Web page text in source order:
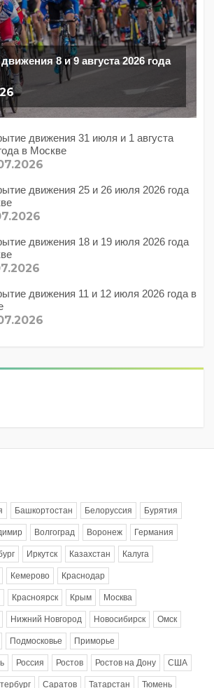
8 и 9 августа 2026 года
движения 31 июля и 1 августа
в Москве
движения 25 и 26 июля 2026 года
движения 18 и 19 июля 2026 года
движения 11 и 12 июля 2026 года в
Башкортостан Белоруссия Бурятия
Волгоград Воронеж Германия
Иркутск Казахстан Калуга
Кемерово Краснодар
Красноярск Крым Москва
Нижний Новгород Новосибирск Омск
Подмосковье Приморье
Россия Ростов Ростов на Дону США
Саратов Татарстан Тюмень